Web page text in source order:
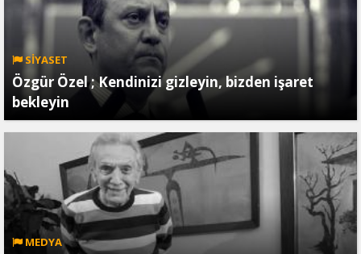
SİYASET
Özgür Özel ; Kendinizi gizleyin, bizden işaret
bekleyin
MEDYA